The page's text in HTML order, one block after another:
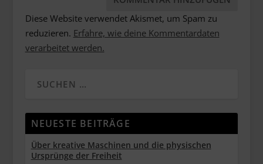
Diese Website verwendet Akismet, um Spam zu
reduzieren. Erfahre, wie deine Kommentardaten
verarbeitet werden.
NEUESTE BEITRÄGE
Über kreative Maschinen und die physischen
Ursprünge der Freiheit